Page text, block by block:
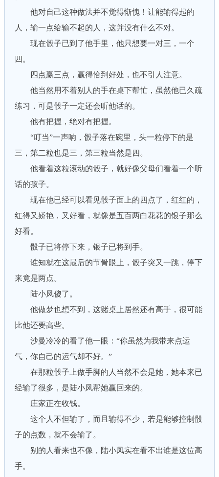
他对自己这种做法并不觉得惭愧！让能输得起的
人，输一点给输不起的人，这并没有什么不对。
现在骰子已到了他手里，他只想要一对三，一个
四。
四点赢三点，赢得恰到好处，也不引人注意。
他当然用不着别人的手在桌下帮忙，虽然他已久疏
练习，可是骰子一定还会听他话的。
他有把握，绝对有把握。
“叮当”一声响，骰子落在碗里，头一粒停下的是
三，第二粒也是三，第三粒当然是四。
他看着这粒滚动的骰子，就好像父母们看着一个听
话的孩子。
现在他已经可以看见骰子面上的四点了，红红的，
红得又娇艳，又好看，就像是五百两白花花的银子那么
好看。
骰子已将停下来，银子已将到手。
谁知就在这最后的节骨眼上，骰子突又一跳，停下
来竟是两点。
陆小凤傻了。
他做梦也想不到，这赌桌上居然还有高手，很可能
比他还要高些。
沙曼冷冷的看了他一眼：“你虽然为我带来点运
气，你自己的运气却不好。”
在那粒骰子上做手脚的人当然不会是她，她本来已
经输了很多，是陆小凤帮她赢回来的。
庄家正在收钱。
这个人不但输了，而且输得不少，若是能够控制骰
子的点数，就不会输了。
别的人看来也不像，陆小凤实在看不出谁是这位高
手。